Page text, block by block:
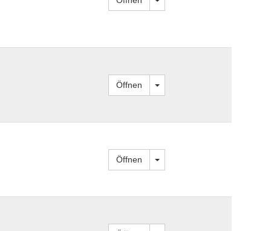
Öffnen Dropdown öffnen
Öffnen Dropdown öffnen